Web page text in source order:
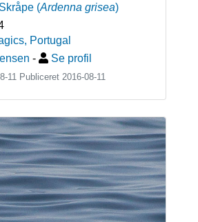
(Ardenna grisea)
, Portugal
- Se profil
11 Publiceret 2016-08-11